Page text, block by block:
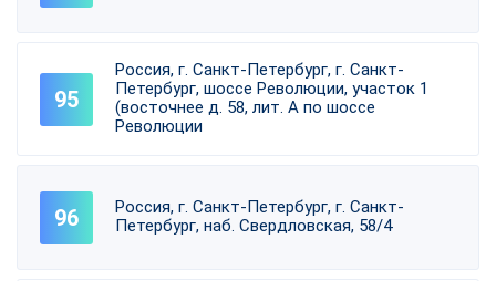
Россия, г. Санкт-Петербург, г. Санкт-
Петербург, шоссе Революции, участок 1
(восточнее д. 58, лит. А по шоссе
Революции
Россия, г. Санкт-Петербург, г. Санкт-
Петербург, наб. Свердловская, 58/4